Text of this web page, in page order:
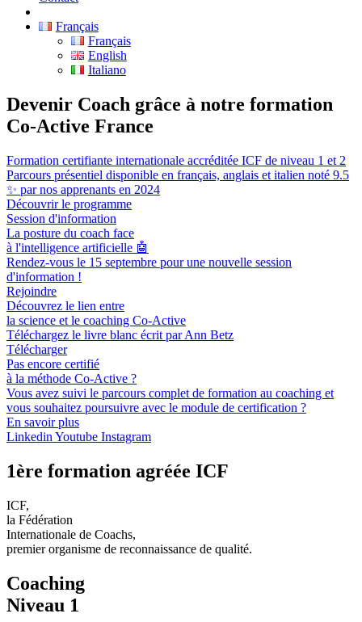
Français
Français
English
Italiano
Devenir Coach grâce à notre formation
Co-Active France
Formation certifiante internationale accréditée ICF de niveau 1 et 2
Parcours présentiel disponible en français, anglais et italien noté 9.5
✨ par nos apprenants en 2024
Découvrir le programme
Session d'information
La posture du coach face
à l'intelligence artificielle 🤖
Rendez-vous le 15 septembre pour une nouvelle session
d'information !
Rejoindre
Découvrez le lien entre
la science et le coaching Co-Active
Téléchargez le livre blanc écrit par Ann Betz
Télécharger
Pas encore certifié
à la méthode Co-Active ?
Vous avez suivi le parcours complet de formation au coaching et
vous souhaitez poursuivre avec le module de certification ?
En savoir plus
Linkedin Youtube Instagram
1ère formation agréée ICF
ICF,
la Fédération
Internationale de Coachs,
premier organisme de reconnaissance de qualité.​
Coaching
Niveau 1